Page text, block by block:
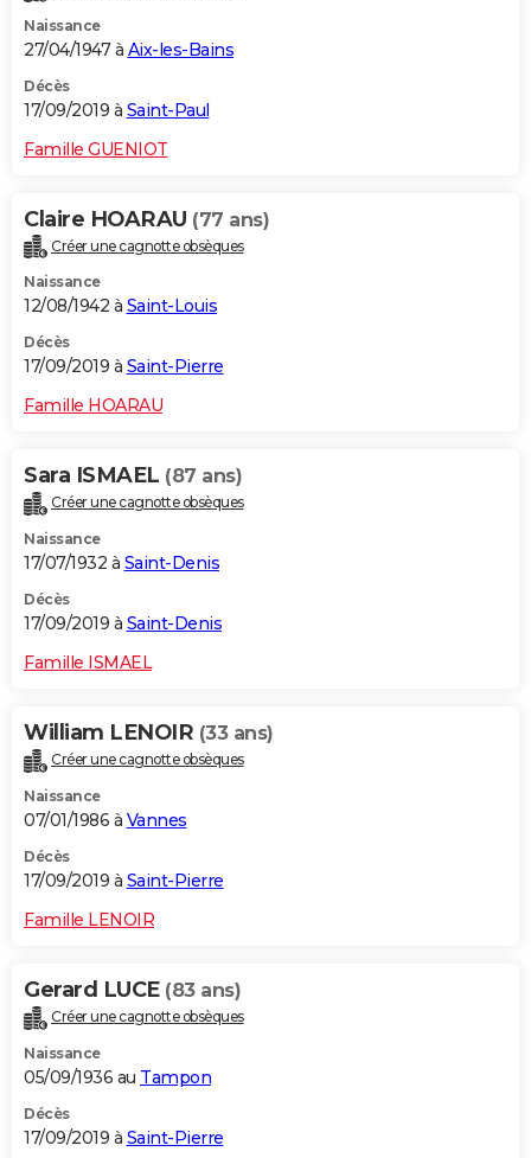
Naissance
27/04/1947 à Aix-les-Bains
Décès
17/09/2019 à Saint-Paul
Famille GUENIOT
Claire HOARAU (77 ans)
Créer une cagnotte obsèques
Naissance
12/08/1942 à Saint-Louis
Décès
17/09/2019 à Saint-Pierre
Famille HOARAU
Sara ISMAEL (87 ans)
Créer une cagnotte obsèques
Naissance
17/07/1932 à Saint-Denis
Décès
17/09/2019 à Saint-Denis
Famille ISMAEL
William LENOIR (33 ans)
Créer une cagnotte obsèques
Naissance
07/01/1986 à Vannes
Décès
17/09/2019 à Saint-Pierre
Famille LENOIR
Gerard LUCE (83 ans)
Créer une cagnotte obsèques
Naissance
05/09/1936 au Tampon
Décès
17/09/2019 à Saint-Pierre